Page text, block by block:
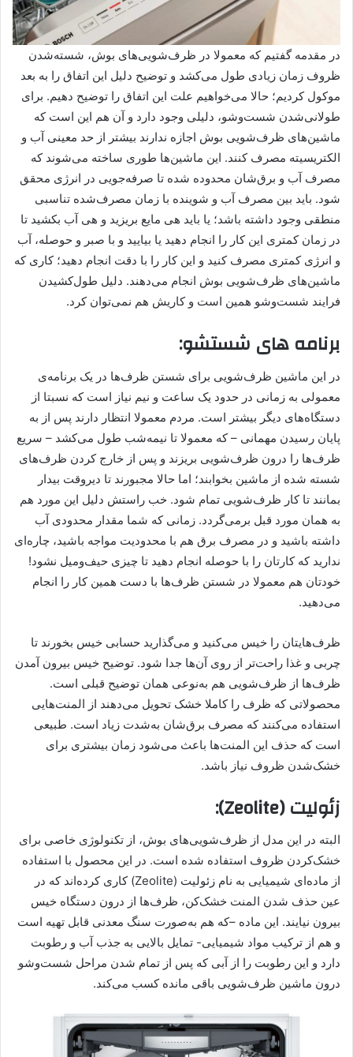
در مقدمه گفتیم که معمولا در ظرف‌شویی‌های بوش، شسته‌شدن
ظروف زمان زیادی طول می‌کشد و توضیح دلیل این اتفاق را به بعد
موکول کردیم؛ حالا می‌خواهیم علت این اتفاق را توضیح دهیم. برای
طولانی‌شدن شست‌وشو، دلیلی وجود دارد و آن هم این است که
ماشین‌های ظرف‌شویی بوش اجازه ندارند بیشتر از حد معینی آب و
الکتریسیته مصرف کنند. این ماشین‌ها طوری ساخته می‌شوند که
مصرف آب و برق‌شان محدوده شده تا صرفه‌جویی در انرژی محقق
شود. باید بین مصرف آب و شوینده با زمان مصرف‌شده تناسبی
منطقی وجود داشته ‌باشد؛ یا باید هی مایع بریزید و هی آب بکشید تا
در زمان کمتری این کار را انجام دهید یا بیایید و با صبر و حوصله، آب
و انرژی کمتری مصرف کنید و این کار را با دقت انجام دهید؛ کاری که
ماشین‌های ظرف‌شویی بوش انجام می‌دهند. دلیل طول‌کشیدن
فرایند شست‌و‌شو همین است و کاریش هم نمی‌توان کرد.
برنامه های شستشو:
در این ماشین ظرف‌شویی برای شستن ظرف‌ها در یک برنامه‌ی
معمولی به زمانی در حدود یک ساعت و نیم نیاز است که نسبتا از
دستگاه‌های دیگر بیشتر است. مردم معمولا انتظار دارند پس از به
پایان رسیدن مهمانی – که معمولا تا نیمه‌شب طول می‌کشد – سریع
ظرف‌ها را درون ظرف‌شویی بریزند و پس از خارج کردن ظرف‌های
شسته شده از ماشین بخوابند؛ اما حالا مجبورند تا دیروقت بیدار
بمانند تا کار ظرف‌شویی تمام شود. خب راستش دلیل این مورد هم
به همان مورد قبل برمی‌گردد. زمانی که شما مقدار محدودی آب
داشته ‌باشید و در مصرف برق هم با محدودیت مواجه باشید، چاره‌ای
ندارید که کارتان را با حوصله انجام دهید تا چیزی حیف‌ومیل نشود!
خودتان هم معمولا در شستن ظرف‌ها با دست همین کار را انجام
می‌دهید.
ظرف‌هایتان را خیس می‌کنید و می‌گذارید حسابی خیس بخورند تا
چربی و غذا راحت‌تر از روی آن‌ها جدا شود. توضیح خیس بیرون آمدن
ظرف‌ها از ظرف‌شویی هم به‌نوعی همان توضیح قبلی است.
محصولاتی که ظرف را کاملا خشک تحویل می‌دهند از المنت‌هایی
استفاده می‌کنند که مصرف برق‌شان به‌شدت زیاد است. طبیعی
است که حذف این المنت‌ها باعث می‌شود زمان بیشتری برای
خشک‌شدن ظروف نیاز باشد.
زئولیت (Zeolite):
البته در این مدل از ظرف‌شویی‌های بوش، از تکنولوژی خاصی برای
خشک‌کردن ظروف استفاده شده‌ است. در این محصول با استفاده
از ماده‌ای شیمیایی به نام زئولیت (Zeolite) کاری کرده‌اند که در
عین حذف شدن المنت خشک‌کن، ظرف‌ها از درون دستگاه خیس
بیرون نیایند. این ماده –که هم به‌صورت سنگ معدنی قابل تهیه است
و هم از ترکیب مواد شیمیایی- تمایل بالایی به جذب آب و رطوبت
دارد و این رطوبت را از آبی که پس از تمام شدن مراحل شست‌وشو
درون ماشین ظرف‌شویی باقی مانده کسب می‌کند.